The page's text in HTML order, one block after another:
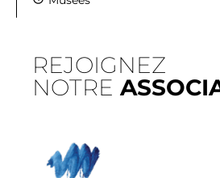
REJOIGNEZ
NOTRE